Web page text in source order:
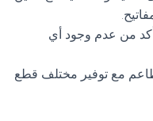
من عدم وجود أي
مع توفير مختلف قطع